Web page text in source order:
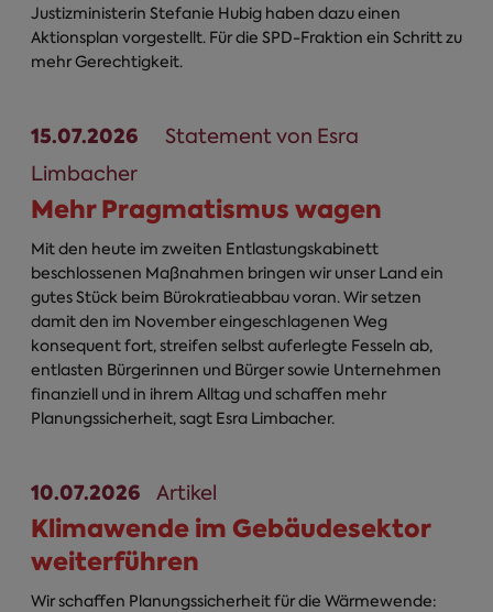
Justizministerin Stefanie Hubig haben dazu einen
Aktionsplan vorgestellt. Für die SPD-Fraktion ein Schritt zu
mehr Gerechtigkeit.
15.07.2026
Statement von Esra
Limbacher
Mehr Pragmatismus wagen
Mit den heute im zweiten Entlastungskabinett
beschlossenen Maßnahmen bringen wir unser Land ein
gutes Stück beim Bürokratieabbau voran. Wir setzen
damit den im November eingeschlagenen Weg
konsequent fort, streifen selbst auferlegte Fesseln ab,
entlasten Bürgerinnen und Bürger sowie Unternehmen
finanziell und in ihrem Alltag und schaffen mehr
Planungssicherheit, sagt Esra Limbacher.
10.07.2026 Artikel
Klimawende im Gebäudesektor
weiterführen
Wir schaffen Planungssicherheit für die Wärmewende: